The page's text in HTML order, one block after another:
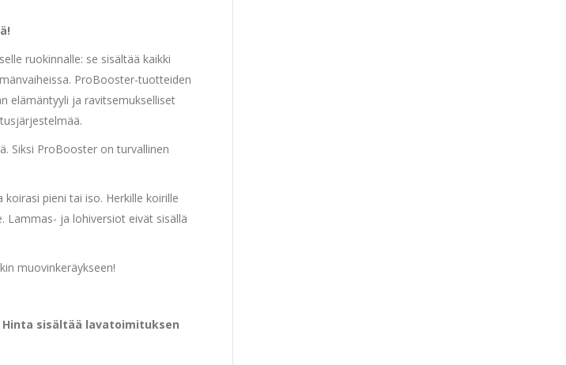
ruokinnalle: se sisältää kaikki
ProBooster-tuotteiden
elämäntyyli ja ravitsemukselliset
Siksi ProBooster on turvallinen
pieni tai iso. Herkille koirille
Lammas- ja lohiversiot eivät sisällä
muovinkeräykseen!
Hinta sisältää lavatoimituksen